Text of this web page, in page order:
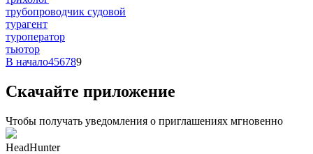
трубопроводчик судовой
турагент
туроператор
тьютор
В начало456789
Скачайте приложение
Чтобы получать уведомления о приглашениях мгновенно
HeadHunter